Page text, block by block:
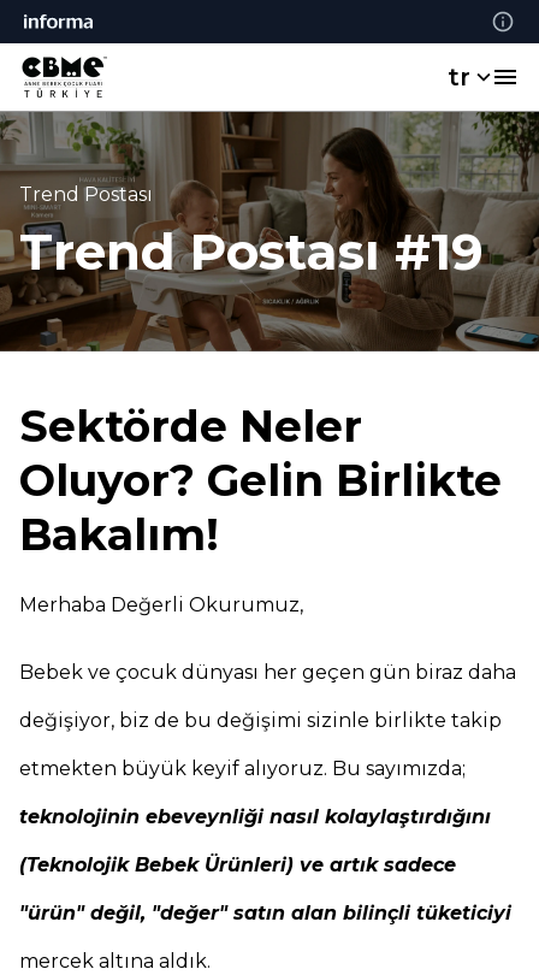
tr
Trend Postası
Trend Postası #19
Sektörde Neler
Oluyor? Gelin Birlikte
Bakalım!
Merhaba Değerli Okurumuz,
Bebek ve çocuk dünyası her geçen gün biraz daha
değişiyor, biz de bu değişimi sizinle birlikte takip
etmekten büyük keyif alıyoruz. Bu sayımızda;
teknolojinin ebeveynliği nasıl kolaylaştırdığını
(Teknolojik Bebek Ürünleri) ve artık sadece
"ürün" değil, "değer" satın alan bilinçli tüketiciyi
mercek altına aldık.